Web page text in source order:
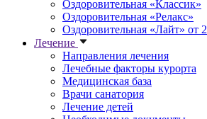
Оздоровительная «Классик»
Оздоровительная «Релакс»
Оздоровительная «Лайт» от
Лечение
Направления лечения
Лечебные факторы курорта
Медицинская база
Врачи санатория
Лечение детей